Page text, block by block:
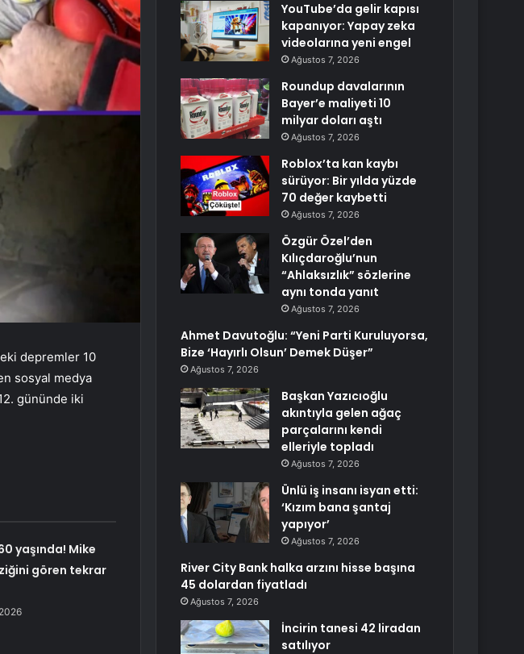
depremler 10
sosyal medya
gününde iki
yaşında! Mike
gören tekrar
YouTube’da gelir kapısı
kapanıyor: Yapay zeka
videolarına yeni engel
Ağustos 7, 2026
Roundup davalarının
Bayer’e maliyeti 10
milyar doları aştı
Ağustos 7, 2026
Roblox’ta kan kaybı
sürüyor: Bir yılda yüzde
70 değer kaybetti
Ağustos 7, 2026
Özgür Özel’den
Kılıçdaroğlu’nun
“Ahlaksızlık” sözlerine
aynı tonda yanıt
Ağustos 7, 2026
Ahmet Davutoğlu: “Yeni Parti Kuruluyorsa,
Bize ‘Hayırlı Olsun’ Demek Düşer”
Ağustos 7, 2026
Başkan Yazıcıoğlu
akıntıyla gelen ağaç
parçalarını kendi
elleriyle topladı
Ağustos 7, 2026
Ünlü iş insanı isyan etti:
‘Kızım bana şantaj
yapıyor’
Ağustos 7, 2026
River City Bank halka arzını hisse başına
45 dolardan fiyatladı
Ağustos 7, 2026
İncirin tanesi 42 liradan
satılıyor